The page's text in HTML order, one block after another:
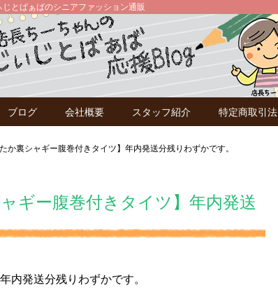
とばぁばのシニアファッション通販
ブログ 会社概要 スタッフ紹介 特定商取引法
か裏シャギー腹巻付きタイツ】年内発送分残りわずかです。
ギー腹巻付きタイツ】年内発送
内発送分残りわずかです。